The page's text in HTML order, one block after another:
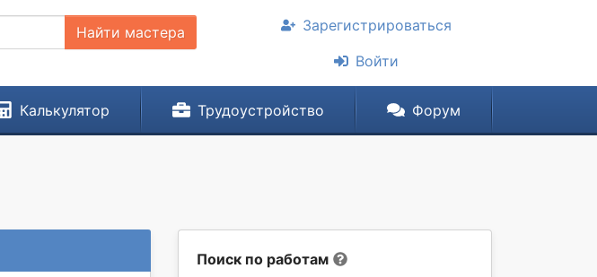
Найти мастера
Зарегистрироваться
Войти
Калькулятор Трудоустройство Форум
Поиск по работам